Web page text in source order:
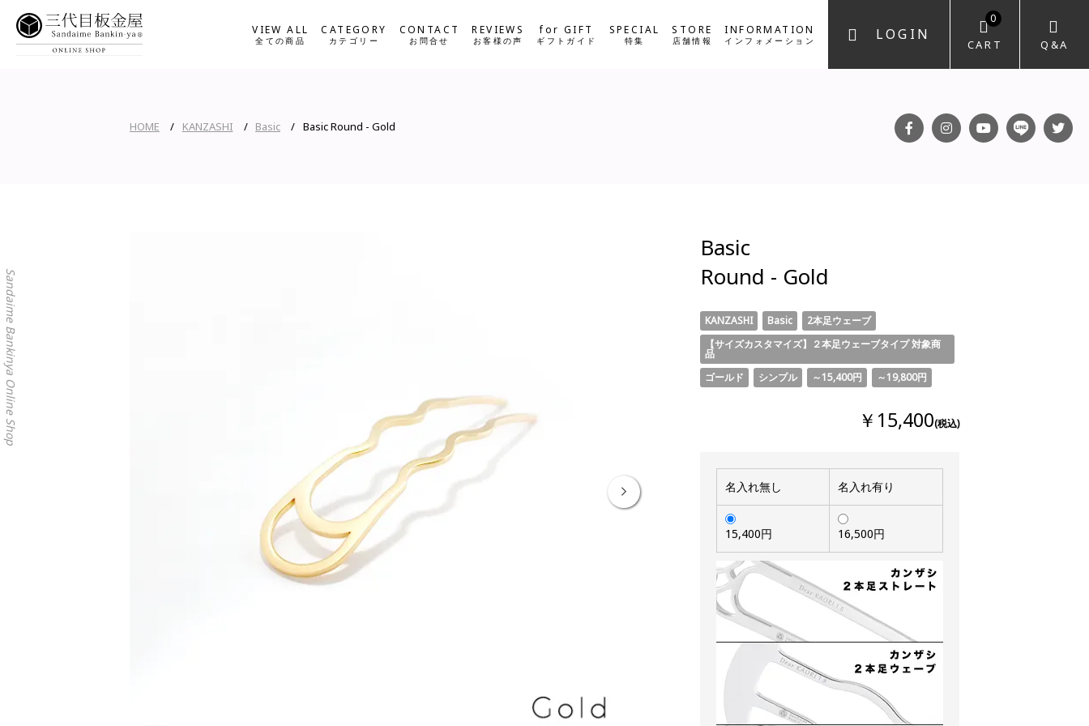
VIEW ALL
全ての商品
CATEGORY
カテゴリー
CONTACT
お問合せ
REVIEWS
お客様の声
for GIFT
ギフトガイド
SPECIAL
特集
STORE
店舗情報
INFORMATION
インフォメーション LOGIN
CART
0
Q&A
FACEBOOKINSTAGRAMYOUTUBE
LINE
Sandaime Bankinya Online Shop
HOME KANZASHI Basic Basic Round - Gold
Next
Basic
Round - Gold
KANZASHI Basic
2本足ウェーブ
【サイズカスタマイズ】２本足ウェーブタイプ 対象商
品
ゴールド
シンプル ～15,400円 ～19,800円
￥15,400(税込)
名入れ無し 名入れ有り
15,400円 16,500円